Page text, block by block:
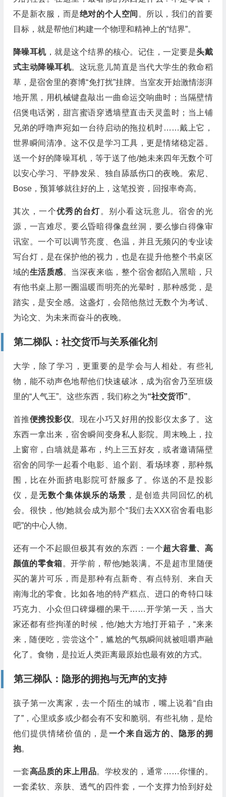
不是新衣服，而是绝对的个人空间 。所以，我们的首要
目标，就是帮他们构建一个物理和精神上的“结界”。
降噪耳机，就是这个结界的核心。记住，一定要是头戴
式主动降噪耳机。这玩意儿简直是当代大学生的救命稻
草，是宿舍里的赛博“免打扰”挂牌。当室友开始激情澎湃
地开黑，用机械键盘敲出一曲命运交响曲时；当隔壁情
侣煲电话粥，甜言蜜语穿透墙壁直击天灵盖时；当上铺
兄弟的呼噜声宛如一台待启动的拖拉机时……戴上它，
世界瞬间清净。这不仅是学习工具，更是情绪稳定器。
送一个好的降噪耳机，等于送了他/她未来四年无数个可
以安心学习、平静发呆、独自舔舐伤口的夜晚。索尼、
Bose，预算够就往好的上，这笔投资，回报率奇高。
其次，一个优秀的台灯。别小看这玩意儿。宿舍的光
源，一言难尽。要么昏暗得像盘丝洞，要么惨白得像审
讯室。一个可以调节亮度、色温，并且无频闪的专业读
写台灯，是在保护他的视力，也是在提升他整个书桌区
域的生活质感。当深夜来临，整个宿舍都陷入黑暗，只
有他书桌上那一圈温暖而明亮的光晕时，那种感觉，是
踏实，是安全感。这盏灯，会陪他熬过无数个为考试、
为论文、为未来而奋斗的夜晚。
第二梯队：社交货币与关系催化剂
大学，除了学习，更重要的是学会与人相处。有些礼
物，能不动声色地帮他们快速破冰，成为宿舍乃至班级
里的“人气王”。这些东西，我们称之为“社交货币”。
首推便携投影仪。现在小巧又好用的投影仪太多了。这
东西一拿出来，宿舍瞬间变身私人影院。周末晚上，拉
上窗帘，白墙就是幕布，约上三五好友，或者邀请隔壁
宿舍的同学一起看个电影、追个剧、看场球赛，那种氛
围，比在外面挤电影院可舒服多了。你送的不是投影
仪，是无数个集体娱乐的场景 ，是创造共同回忆的机
会。很快，他/她就会成为那个“我们去XXX宿舍看电影
吧”的中心人物。
还有一个不起眼但极其有效的东西：一个超大容量、高
颜值的零食箱。开学前，帮他/她装满。不是超市里随便
买的薯片可乐，而是那种有点新奇、有点特别、来自天
南海北的零食。比如各地的特产糕点、进口的奇特口味
巧克力、小众但口碑爆棚的果干……开学第一天，当大
家还都有些拘谨的时候，他/她大方地打开箱子，“来来
来，随便吃，尝尝这个”，尴尬的气氛瞬间就被咀嚼声融
化了。食物，是拉近人类距离最原始也最有效的方式。
第三梯队：隐形的拥抱与无声的支持
孩子第一次离家，去一个陌生的城市，嘴上说着“自由
了”，心里或多或少都会有不安和脆弱。有些礼物，是给
他们提供情绪价值的，是一个来自远方的、隐形的拥
抱。
一套高品质的床上用品。学校发的，通常……你懂的。
一套柔软、亲肤、透气的四件套，一个支撑力恰到好处